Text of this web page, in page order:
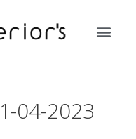
04-2023